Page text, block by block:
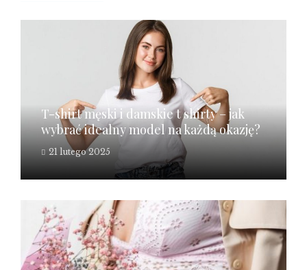
T-shirt męski i damskie t shirty – jak
wybrać idealny model na każdą okazję?
21 lutego 2025